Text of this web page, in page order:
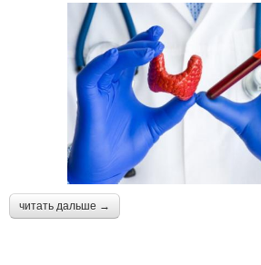
читать дальше →